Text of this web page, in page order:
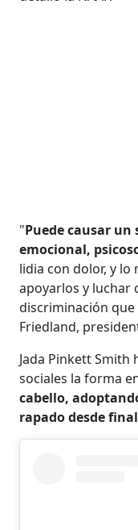
"Puede causar
emocional,
lidia con dolor, y lo
apoyarlos y luchar
discriminación
Friedland,
Jada Pinkett Smith
sociales la forma
cabello,
rapado desde